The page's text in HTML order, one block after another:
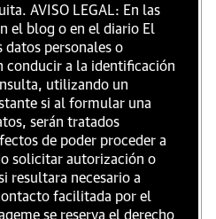
AVISO LEGAL: En las
el blog o en el diario El
personales o
conducir a la identificación
utilizando un
si al formular una
serán tratados
de poder proceder a
solicitar autorización o
resultara necesario a
facilitada por el
se reserva el derecho